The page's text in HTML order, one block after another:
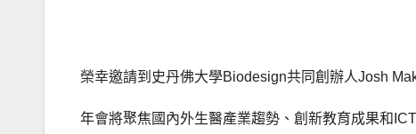
榮幸邀請到史丹佛大學Biodesign共同創辦人Josh
年會將聚焦國內外生醫產業趨勢、創新教育成果和